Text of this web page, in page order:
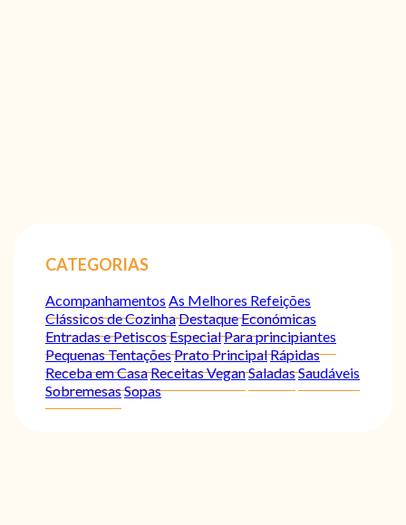
CATEGORIAS
Acompanhamentos As Melhores Refeições
Clássicos de CozinhaDestaqueEconómicas
Entradas e PetiscosEspecialPara principiantes
Pequenas TentaçõesPrato PrincipalRápidas
Receba em CasaReceitas VeganSaladasSaudáveis
SobremesasSopas